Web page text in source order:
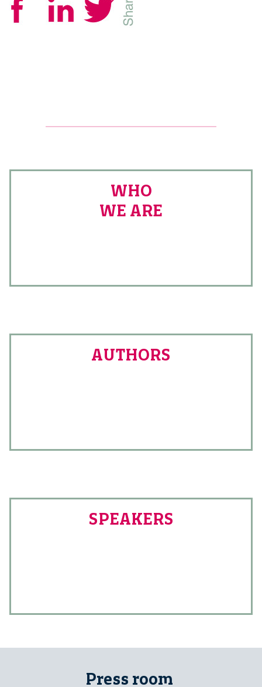
WHO
WE ARE
AUTHORS
SPEAKERS
Press room